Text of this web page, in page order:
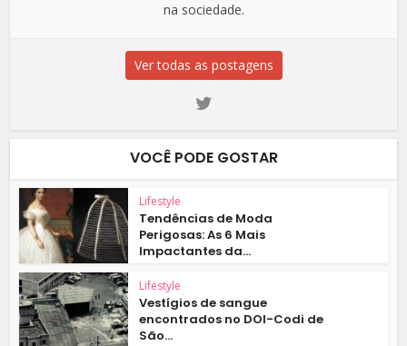
na sociedade.
Ver todas as postagens
VOCÊ PODE GOSTAR
Lifestyle
Tendências de Moda
Perigosas: As 6 Mais
Impactantes da...
Lifestyle
Vestígios de sangue
encontrados no DOI-Codi de
São...